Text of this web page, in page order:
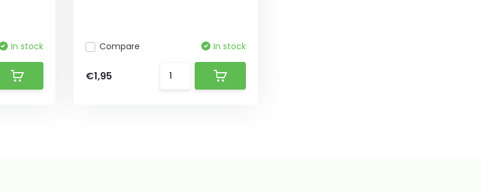
In stock Compare In stock
€1,95